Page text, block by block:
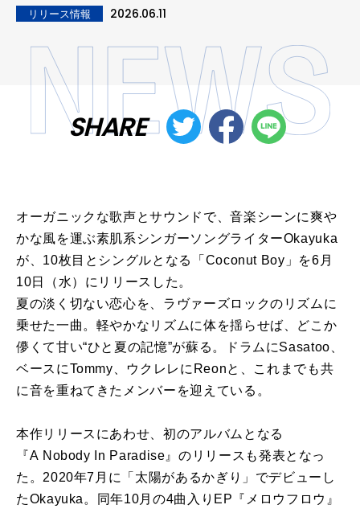
リリース情報 2026.06.11
SHARE
オーガニックな歌声とサウンドで、音楽シーンに爽や
かな風を運ぶ素肌系 シンガーソングライターOkayuka
が、10枚目と シングルとなる「 Coconut Boy 」を6月
10日（水）に リリース した。
夏の淡く切ない恋心を、ラヴァーズロックの リズムに
乗せた一曲。 軽やかなリズムに体を揺らせば、どこか
儚くて甘い“ひと夏の記憶”が蘇る。ドラムにSasatoo、
ベースにTommy、ウクレレにReonと、 これまでも共
に音を重ねてきたメンバーを迎えている。
本作リリース にあわせ、初のアルバム となる
『A Nobody In Paradise 』の リリース も発表となっ
た。 2020年7月に「太陽があるかぎり」 でデビューし
たOkayuka 。同年10月 の4曲入りEP『 メロウフロウ』